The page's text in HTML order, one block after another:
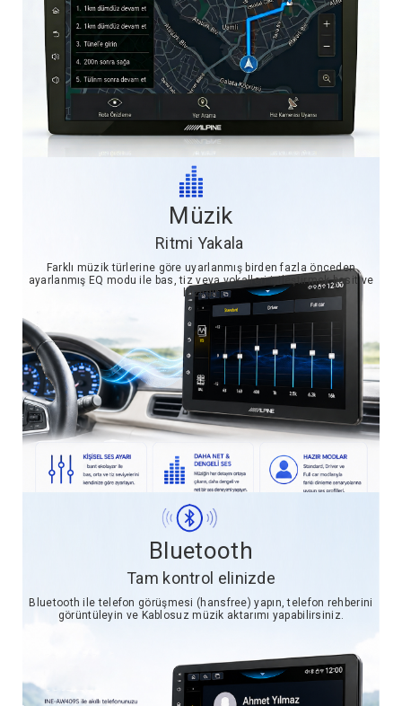
Müzik
Ritmi Yakala
Farklı müzik türlerine göre uyarlanmış birden fazla önceden
ayarlanmış EQ modu ile bas, tiz veya vokalleri iyileştirmek basit ve
hızlıdır
Bluetooth
Tam kontrol elinizde
Bluetooth ile telefon görüşmesi (hansfree) yapın, telefon rehberini
görüntüleyin ve Kablosuz müzik aktarımı yapabilirsiniz.